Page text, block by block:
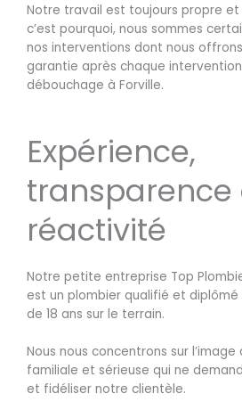
Notre travail est toujours propre et
c’est pourquoi, nous sommes
nos interventions dont nous
garantie après chaque
débouchage à Forville.
Expérience,
transparence
réactivité
Notre petite entreprise Top
est un plombier qualifié et diplômé
de 18 ans sur le terrain.
Nous nous concentrons sur l’image
familiale et sérieuse qui ne
et fidéliser notre clientèle.